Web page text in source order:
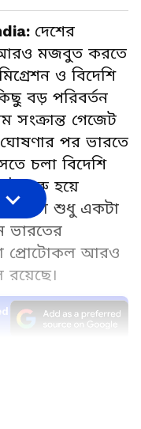
দেশের
আরও মজবুত করতে
ও বিদেশি
বড় পরিবর্তন
সংক্রান্ত গেজেট
ঘোষণার পর ভারতে
চলা বিদেশি
শুরু হয়ে
এটা শুধু একটা
ভারতের
প্রোটোকল আরও